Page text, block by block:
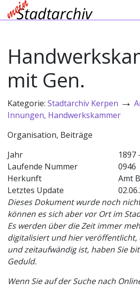
mit Gen.
Kategorie: Stadtarchiv Kerpen →
Innungen, Handwerkskammer
Organisation, Beiträge
Jahr
1897
Laufende Nummer
0946
Herkunft
Amt
Letztes Update
Dieses Dokument wurde noch
können es sich aber vor Ort im
Es werden über die Zeit immer
digitalisiert und hier veröffentlicht,
und zeitaufwändig ist, haben Sie
Geduld.
Wenn Sie auf der Suche nach